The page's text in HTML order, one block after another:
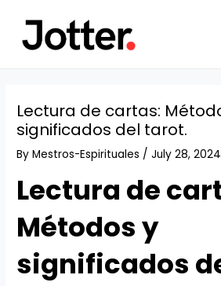
content
Lectura de cartas:
significados del tarot.
ByMestros-Espirituales /July 28, 2024
Lectura de
Métodos y
significados
navigation